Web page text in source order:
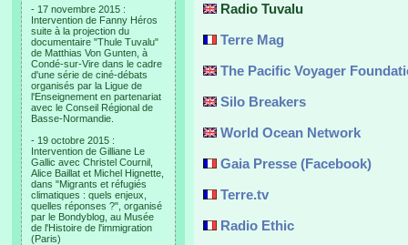
- 17 novembre 2015 :
Intervention de Fanny Héros
suite à la projection du
documentaire "Thule Tuvalu"
de Matthias Von Gunten, à
Condé-sur-Vire dans le cadre
d'une série de ciné-débats
organisés par la Ligue de
l'Enseignement en partenariat
avec le Conseil Régional de
Basse-Normandie.
- 19 octobre 2015 :
Intervention de Gilliane Le
Gallic avec Christel Cournil,
Alice Baillat et Michel Hignette,
dans "Migrants et réfugiés
climatiques : quels enjeux,
quelles réponses ?", organisé
par le Bondyblog, au Musée
de l'Histoire de l'immigration
(Paris)
Radio Tuvalu
Terre Mag
The Pacific Voyager
Silo Breakers
World Ocean Network
Gaia Presse (Facebook)
Terre.tv
Radio Ethic